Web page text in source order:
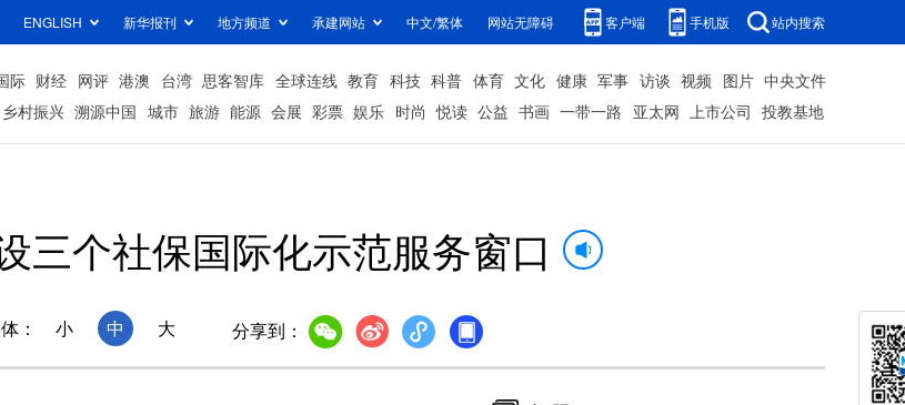
ENGLISH 新华报刊 地方频道 承建网站 中文/繁体 网站无障碍 客户端 手机版 站内搜索
际 财经 网评 港澳 台湾 思客智库 全球连线 教育 科技 科普 体育 文化 健康 军事 访谈 视频 图片 中央文件
乡村振兴 溯源中国 城市 旅游 能源 会展 彩票 娱乐 时尚 悦读 公益 书画 一带一路 亚太网 上市公司 投教基地
三个社保国际化示范服务窗口
： 小 中 大 分享到：